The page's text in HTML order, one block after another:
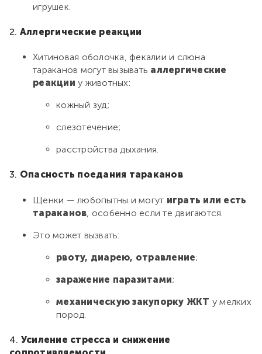
игрушек.
2. Аллергические реакции
Хитиновая оболочка, фекалии и слюна
тараканов могут вызывать аллергические
реакции у животных:
кожный зуд;
слезотечение;
расстройства дыхания.
3. Опасность поедания тараканов
Щенки — любопытны и могут играть или есть
тараканов , особенно если те двигаются.
Это может вызвать:
рвоту, диарею, отравление;
заражение паразитами;
механическую закупорку ЖКТ у мелких
пород.
4. Усиление стресса и снижение